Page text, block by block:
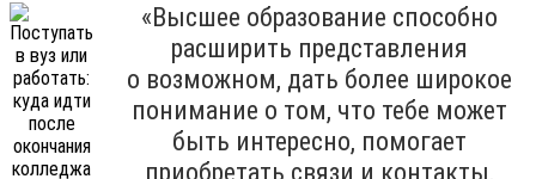
«Высшее образование способно
расширить представления
о возможном, дать более широкое
понимание о том, что тебе может
быть интересно, помогает
приобретать связи и контакты,